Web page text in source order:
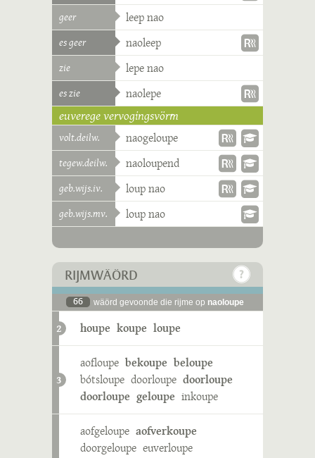
geer leep nao
es geer naoleep
zie lepe nao
es zie naolepe
euverege vervogingsvörm
volt.deilw. naogeloupe
tegew.deilw. naoloupend
geb.wijs.iv. loup nao
geb.wijs.mv. loup nao
RIJMWÄÖRD
66 wäörd gevoonde die rijme op naoloupe
2 houpe koupe loupe
3
aofloupe bekoupe beloupe
bótsloupe doorloupe doorloupe
doorloupe geloupe inkoupe
aofgeloupe aofverkoupe
doorgeloupe euverloupe